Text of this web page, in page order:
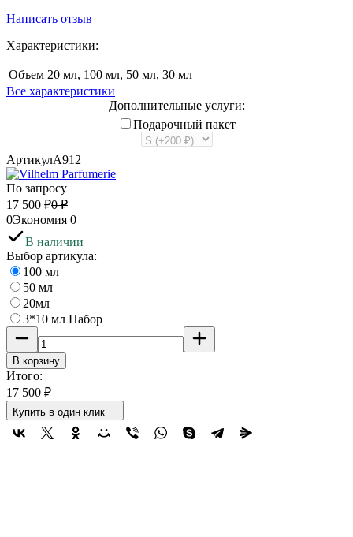
Написать отзыв
Характеристики:
Объем 20 мл, 100 мл, 50 мл, 30 мл
Все характеристики
Дополнительные услуги:
Подарочный пакет
АртикулA912
По запросу
17 500 ₽0 ₽
0Экономия 0
В наличии
Выбор артикула:
100 мл
50 мл
20мл
3*10 мл Набор
В корзину
Итого:
17 500 ₽
Купить в один клик